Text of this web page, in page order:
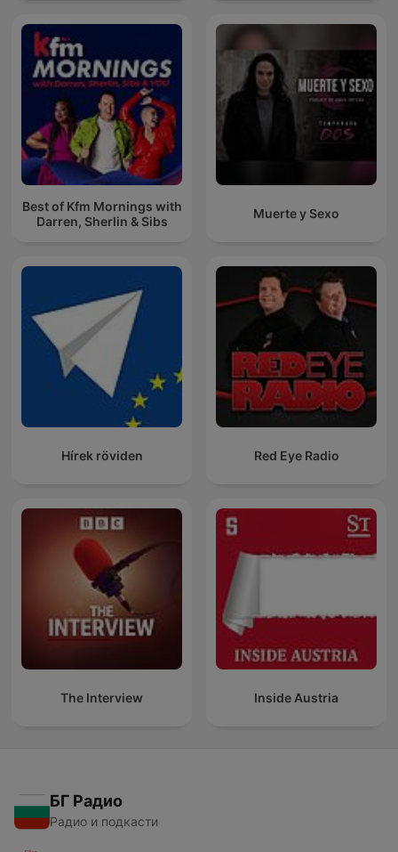
Best of Kfm Mornings with
Darren, Sherlin & Sibs
Muerte y Sexo
Hírek röviden Red Eye Radio
The Interview Inside Austria
БГ Радио
Радио и подкасти